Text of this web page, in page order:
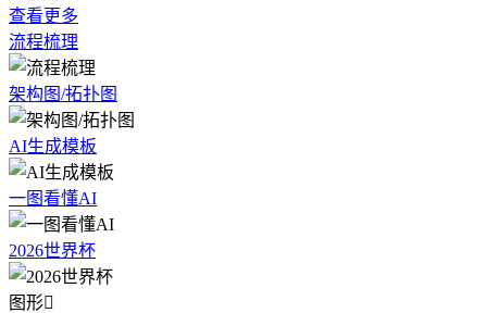
查看更多
流程梳理
架构图/拓扑图
AI生成模板
一图看懂AI
2026世界杯
图形